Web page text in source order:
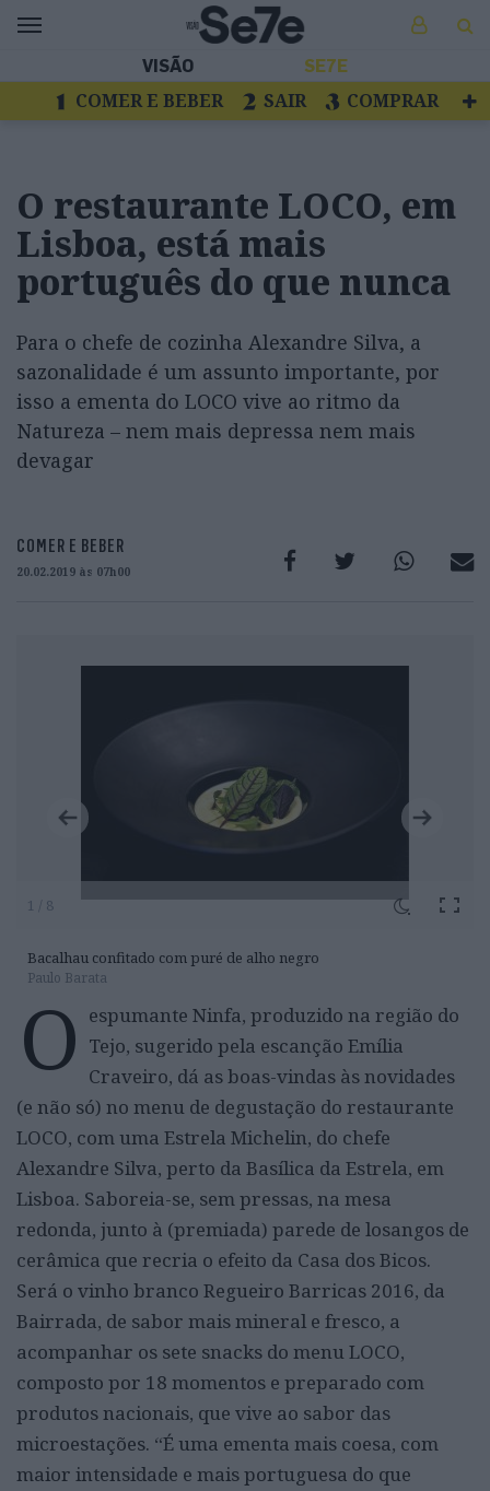
VISÃO SE7E
COMER E BEBER SAIR
COMPRAR
O restaurante LOCO, em
Lisboa, está mais
português do que nunca
Para o chefe de cozinha Alexandre Silva, a
sazonalidade é um assunto importante, por
isso a ementa do LOCO vive ao ritmo da
Natureza – nem mais depressa nem mais
devagar
COMER E BEBER
20.02.2019 às 07h00
1 / 8
Bacalhau confitado com puré de alho negro
Paulo Barata
O espumante Ninfa, produzido na região do
Tejo, sugerido pela escanção Emília
Craveiro, dá as boas-vindas às novidades
(e não só) no menu de degustação do restaurante
LOCO, com uma Estrela Michelin, do chefe
Alexandre Silva, perto da Basílica da Estrela, em
Lisboa. Saboreia-se, sem pressas, na mesa
redonda, junto à (premiada) parede de losangos de
cerâmica que recria o efeito da Casa dos Bicos.
Será o vinho branco Regueiro Barricas 2016, da
Bairrada, de sabor mais mineral e fresco, a
acompanhar os sete snacks do menu LOCO,
composto por 18 momentos e preparado com
produtos nacionais, que vive ao sabor das
microestações. “É uma ementa mais coesa, com
maior intensidade e mais portuguesa do que